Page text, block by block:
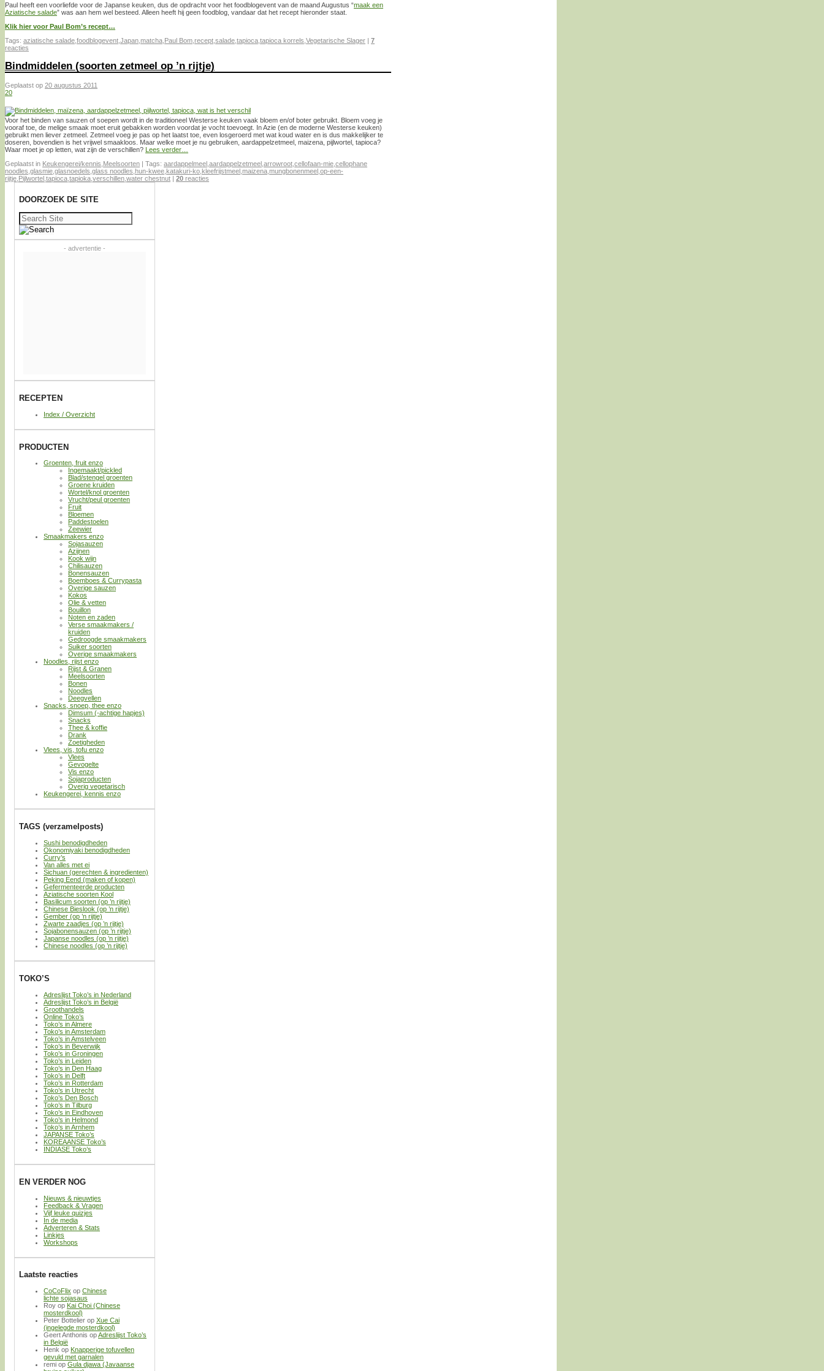
Paul heeft een voorliefde voor de Japanse keuken, dus de opdracht voor het foodblogevent van de maand Augustus “maak een
Aziatische salade” was aan hem wel besteed. Alleen heeft hij geen foodblog, vandaar dat het recept hieronder staat.
Klik hier voor Paul Bom’s recept…
Tags: aziatische salade foodblogevent Japan matcha Paul Bom recept salade tapioca tapioca korrels Vegetarische Slager
7
reacties
Bindmiddelen (soorten zetmeel op ’n rijtje)
Geplaatst op 20 augustus 2011
20
Voor het binden van sauzen of soepen wordt in de traditioneel Westerse keuken vaak bloem en/of boter gebruikt. Bloem voeg je
vooraf toe, de melige smaak moet eruit gebakken worden voordat je vocht toevoegt. In Azie (en de moderne Westerse keuken)
gebruikt men liever zetmeel. Zetmeel voeg je pas op het laatst toe, even losgeroerd met wat koud water en is dus makkelijker te
doseren, bovendien is het vrijwel smaakloos. Maar welke moet je nu gebruiken, aardappelzetmeel, maizena, pijlwortel, tapioca?
Waar moet je op letten, wat zijn de verschillen?
Lees verder…
Geplaatst in Keukengerei/kennis Meelsoorten Tags: aardappelmeel aardappelzetmeel arrowroot cellofaan-mie cellophane
noodles glasmie glasnoedels glass noodles hun-kwee katakuri-ko kleefrijstmeel maizena mungbonenmeel op-een-
rijtje Pijlwortel tapioca tapioka verschillen water chestnut 20 reacties
DOORZOEK DE SITE
Zoeken
naar:
- advertentie -
RECEPTEN
Index / Overzicht
PRODUCTEN
Groenten, fruit enzo
Ingemaakt/pickled
Blad/stengel groenten
Groene kruiden
Wortel/knol groenten
Vrucht/peul groenten
Fruit
Bloemen
Paddestoelen
Zeewier
Smaakmakers enzo
Sojasauzen
Azijnen
Kook wijn
Chilisauzen
Bonensauzen
Boemboes & Currypasta
Overige sauzen
Kokos
Olie & vetten
Bouillon
Noten en zaden
Verse smaakmakers /
kruiden
Gedroogde smaakmakers
Suiker soorten
Overige smaakmakers
Noodles, rijst enzo
Rijst & Granen
Meelsoorten
Bonen
Noodles
Deegvellen
Snacks, snoep, thee enzo
Dimsum (-achtige hapjes)
Snacks
Thee & koffie
Drank
Zoetigheden
Vlees, vis, tofu enzo
Vlees
Gevogelte
Vis enzo
Sojaproducten
Overig vegetarisch
Keukengerei, kennis enzo
TAGS (verzamelposts)
Sushi benodigdheden
Okonomiyaki benodigdheden
Curry’s
Van alles met ei
Sichuan (gerechten & ingredienten)
Peking Eend (maken of kopen)
Gefermenteerde producten
Aziatische soorten Kool
Basilicum soorten (op ’n rijtje)
Chinese Bieslook (op ’n rijtje)
Gember (op ’n rijtje)
Zwarte zaadjes (op ’n rijtje)
Sojabonensauzen (op ’n rijtje)
Japanse noodles (op ’n rijtje)
Chinese noodles (op ’n rijtje)
TOKO’S
Adreslijst Toko’s in Nederland
Adreslijst Toko’s in België
Groothandels
Online Toko’s
Toko’s in Almere
Toko’s in Amsterdam
Toko’s in Amstelveen
Toko’s in Beverwijk
Toko’s in Groningen
Toko’s in Leiden
Toko’s in Den Haag
Toko’s in Delft
Toko’s in Rotterdam
Toko’s in Utrecht
Toko’s Den Bosch
Toko’s in Tilburg
Toko’s in Eindhoven
Toko’s in Helmond
Toko’s in Arnhem
JAPANSE Toko’s
KOREAANSE Toko’s
INDIASE Toko’s
EN VERDER NOG
Nieuws & nieuwtjes
Feedback & Vragen
Vijf leuke quizjes
In de media
Adverteren & Stats
Linkjes
Workshops
Laatste reacties
CoCoFlix op Chinese
lichte sojasaus
Roy op Kai Choi (Chinese
mosterdkool)
Peter Bottelier op Xue Cai
(ingelegde mosterdkool)
Geert Anthonis opAdreslijst Toko’s
in België
Henk op Knapperige tofuvellen
gevuld met garnalen
remi op Gula djawa (Javaanse